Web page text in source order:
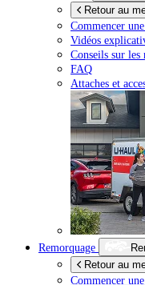
Retour au
Commencer
Vidéos
Conseils sur les
FAQ
Attaches et
Remorquage
Retour au
Commencer